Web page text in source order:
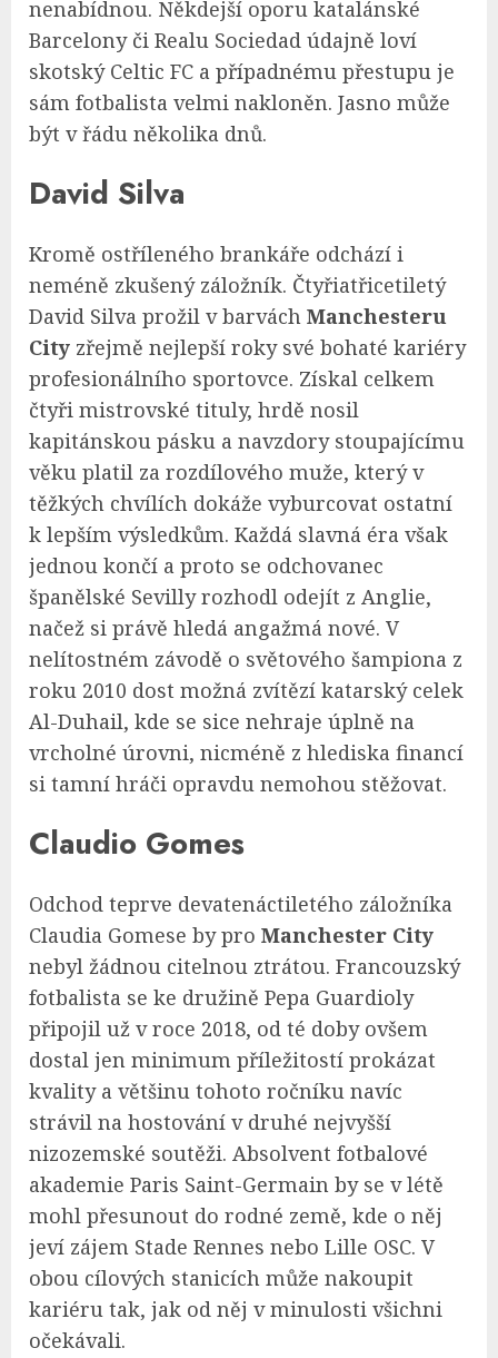
nenabídnou. Někdejší oporu katalánské
Barcelony či Realu Sociedad údajně loví
skotský Celtic FC a případnému přestupu je
sám fotbalista velmi nakloněn. Jasno může
být v řádu několika dnů.
David Silva
Kromě ostříleného brankáře odchází i
neméně zkušený záložník. Čtyřiatřicetiletý
David Silva prožil v barvách Manchesteru
City zřejmě nejlepší roky své bohaté kariéry
profesionálního sportovce. Získal celkem
čtyři mistrovské tituly, hrdě nosil
kapitánskou pásku a navzdory stoupajícímu
věku platil za rozdílového muže, který v
těžkých chvílích dokáže vyburcovat ostatní
k lepším výsledkům. Každá slavná éra však
jednou končí a proto se odchovanec
španělské Sevilly rozhodl odejít z Anglie,
načež si právě hledá angažmá nové. V
nelítostném závodě o světového šampiona z
roku 2010 dost možná zvítězí katarský celek
Al-Duhail, kde se sice nehraje úplně na
vrcholné úrovni, nicméně z hlediska financí
si tamní hráči opravdu nemohou stěžovat.
Claudio Gomes
Odchod teprve devatenáctiletého záložníka
Claudia Gomese by pro Manchester City
nebyl žádnou citelnou ztrátou. Francouzský
fotbalista se ke družině Pepa Guardioly
připojil už v roce 2018, od té doby ovšem
dostal jen minimum příležitostí prokázat
kvality a většinu tohoto ročníku navíc
strávil na hostování v druhé nejvyšší
nizozemské soutěži. Absolvent fotbalové
akademie Paris Saint-Germain by se v létě
mohl přesunout do rodné země, kde o něj
jeví zájem Stade Rennes nebo Lille OSC. V
obou cílových stanicích může nakoupit
kariéru tak, jak od něj v minulosti všichni
očekávali.